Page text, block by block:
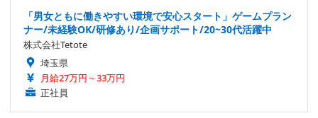
「男女ともに働きやすい環境で安心スタート」ゲームプラン
ナー/未経験OK/研修あり/企画サポート/20~30代活躍中
株式会社Tetote
埼玉県
月給27万円～33万円
正社員